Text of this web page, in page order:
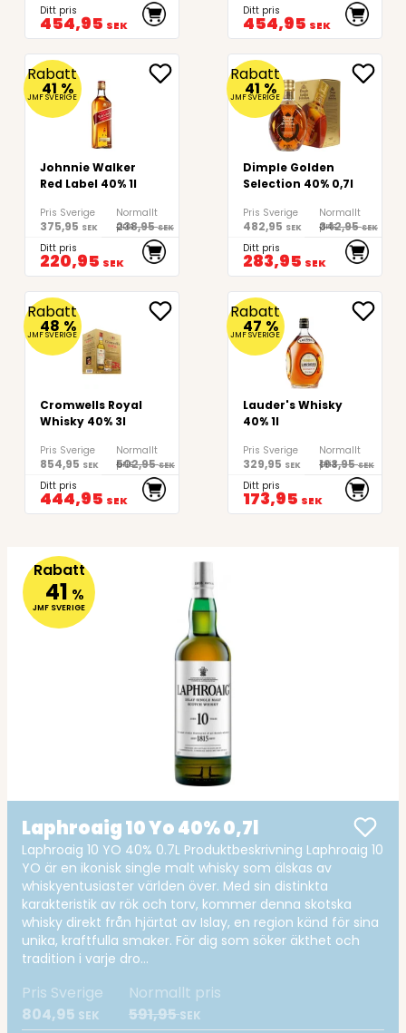
Ditt pris
454,95 SEK
Ditt pris
454,95 SEK
Rabatt
41 %
JMF SVERIGE
Johnnie Walker
Red Label 40% 1l
Pris Sverige
375,95 SEK
Normallt
pris
238,95 SEK
Ditt pris
220,95 SEK
Rabatt
41 %
JMF SVERIGE
Dimple Golden
Selection 40% 0,7l
Pris Sverige
482,95 SEK
Normallt
pris
342,95 SEK
Ditt pris
283,95 SEK
Rabatt
48 %
JMF SVERIGE
Cromwells Royal
Whisky 40% 3l
Pris Sverige
854,95 SEK
Normallt
pris
502,95 SEK
Ditt pris
444,95 SEK
Rabatt
47 %
JMF SVERIGE
Lauder's Whisky
40% 1l
Pris Sverige
329,95 SEK
Normallt
pris
193,95 SEK
Ditt pris
173,95 SEK
Rabatt
41 %
JMF SVERIGE
Laphroaig 10 Yo 40% 0,7l
Laphroaig 10 YO 40% 0.7L Produktbeskrivning Laphroaig 10
YO är en ikonisk single malt whisky som älskas av
whiskyentusiaster världen över. Med sin distinkta
karakteristik av rök och torv, kommer denna skotska
whisky direkt från hjärtat av Islay, en region känd för sina
unika, kraftfulla smaker. För dig som söker äkthet och
tradition i varje dro...
Pris Sverige
804,95 SEK
Normallt pris
591,95SEK